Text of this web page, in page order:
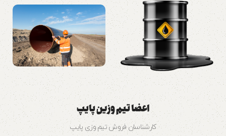
اعضا تیم وزین پایپ
کارشناسان فروش تیم وزی پایپ